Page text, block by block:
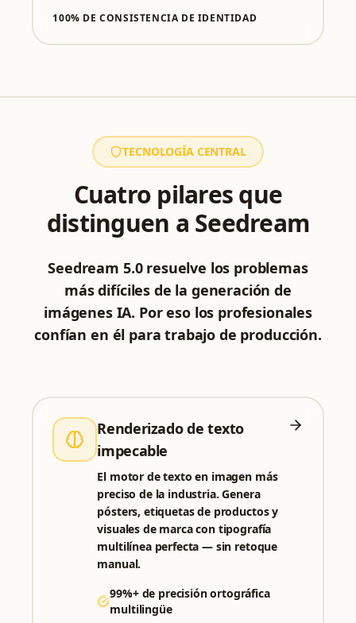
100% DE CONSISTENCIA DE IDENTIDAD
TECNOLOGÍA CENTRAL
Cuatro pilares que
distinguen a Seedream
Seedream 5.0 resuelve los problemas
más difíciles de la generación de
imágenes IA. Por eso los profesionales
confían en él para trabajo de producción.
Renderizado de texto
impecable
El motor de texto en imagen más
preciso de la industria. Genera
pósters, etiquetas de productos y
visuales de marca con tipografía
multilínea perfecta — sin retoque
manual.
99%+ de precisión ortográfica
multilingüe